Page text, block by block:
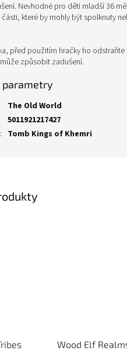
Wood Elf
Nevhodné pro děti mladší 36
které by mohly být spolknuty
před použitím hračky ho odstraňte
způsobit zadušení.
parametry
The Old World
5011921217427
: Tomb Kings of Khemri